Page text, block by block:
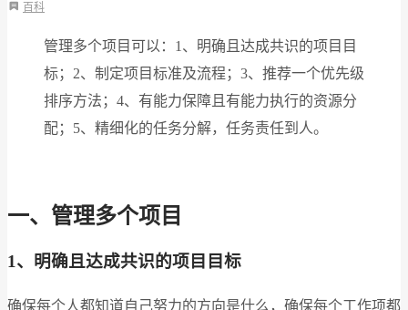
百科
管理多个项目可以：1、明确且达成共识的项目目
标；2、制定项目标准及流程；3、推荐一个优先级
排序方法；4、有能力保障且有能力执行的资源分
配；5、精细化的任务分解，任务责任到人。
一、管理多个项目
1、明确且达成共识的项目目标
确保每个人都知道自己努力的方向是什么，确保每个工作项都